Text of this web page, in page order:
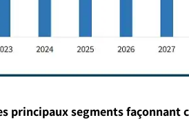
principaux segments façonnant